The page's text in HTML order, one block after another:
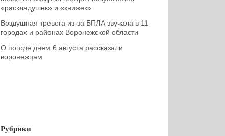
«раскладушек» и «книжек»
Воздушная тревога из-за БПЛА звучала в 11
городах и районах Воронежской области
О погоде днем 6 августа рассказали
воронежцам
Рубрики